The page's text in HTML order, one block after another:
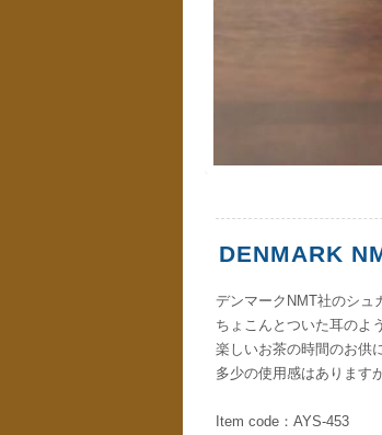
DENMARK
デンマークNMT社のシュ
ちょこんとついた耳のよ
楽しいお茶の時間のお供
多少の使用感はあります
Item code：AYS-453